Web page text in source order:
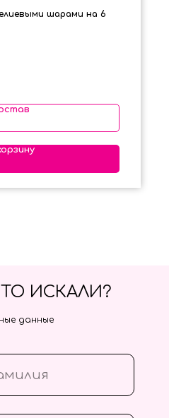
шарами на 6
ИСКАЛИ?
данные